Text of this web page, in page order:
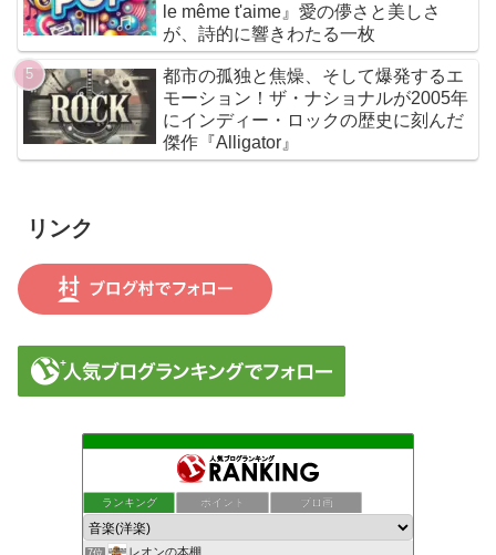
le même t'aime』愛の儚さと美しさ
が、詩的に響きわたる一枚
都市の孤独と焦燥、そして爆発するエ
モーション！ザ・ナショナルが2005年
にインディー・ロックの歴史に刻んだ
傑作『Alligator』
リンク
ランキング ポイント ブロ画
レオンの本棚